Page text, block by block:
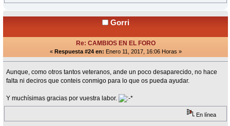
Gorri
Re: CAMBIOS EN EL FORO
« Respuesta #24 en: Enero 11, 2017, 16:06 Horas »
Aunque, como otros tantos veteranos, ande un poco desaparecido, no hace
falta ni deciros que conteis conmigo para lo que os pueda ayudar.
Y muchísimas gracias por vuestra labor.
En línea